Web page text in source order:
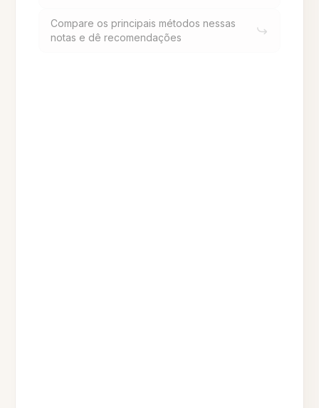
Compare os principais métodos nessas
notas e dê recomendações